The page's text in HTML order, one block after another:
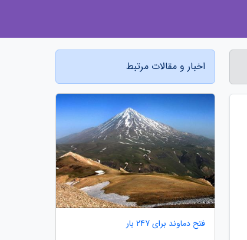
اخبار و مقالات مرتبط
فتح دماوند برای 247 بار